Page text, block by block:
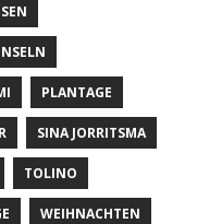
PLANTAGE
SINA JORRITSMA
TOLINO
WEIHNACHTEN